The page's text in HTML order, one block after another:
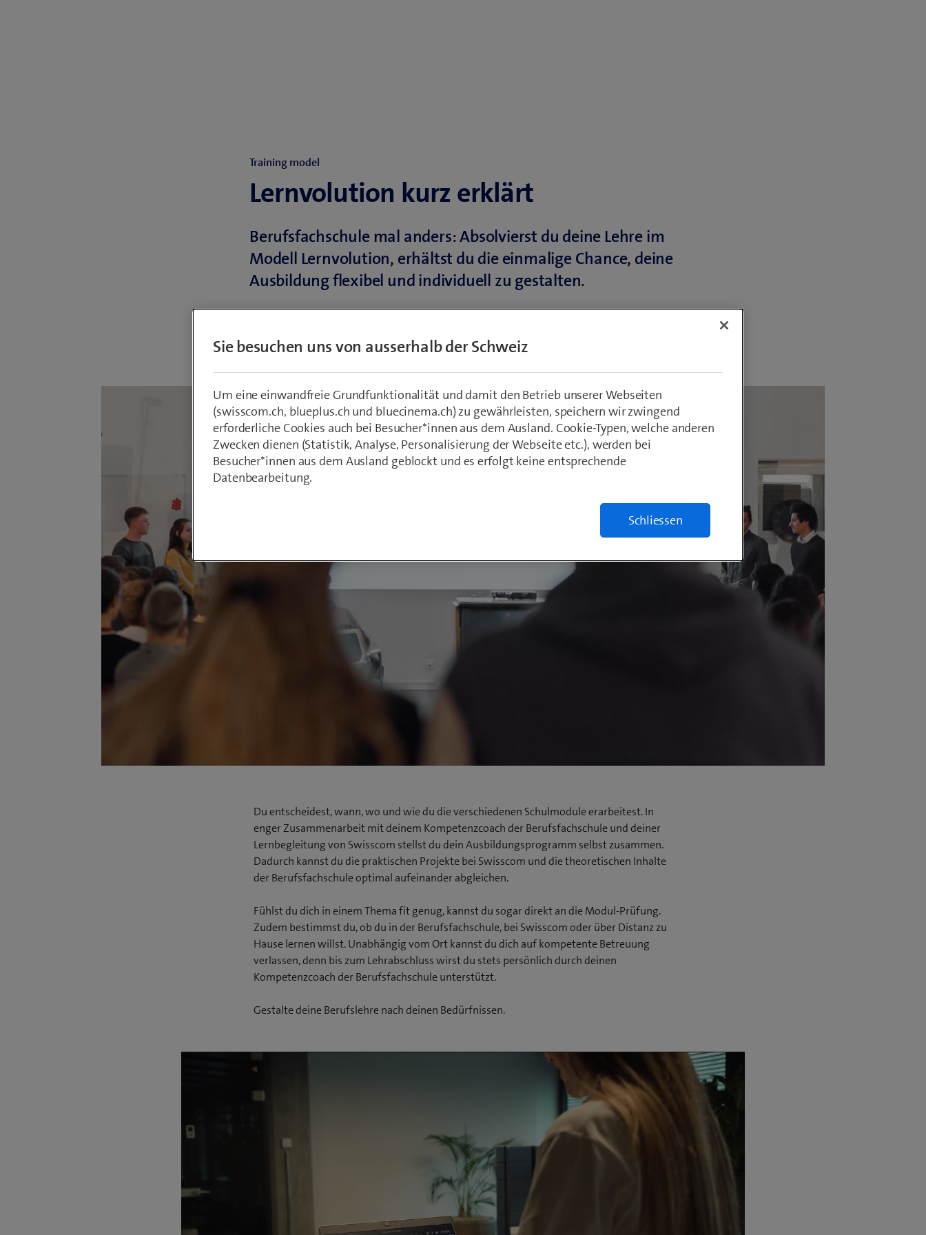
Training model
Lernvolution kurz erklärt
Berufsfachschule mal anders: Absolvierst du deine Lehre im
Modell Lernvolution, erhältst du die einmalige Chance, deine
Ausbildung flexibel und individuell zu gestalten.
Fabienne Maier
, Marketing Specialist @ Next Generation
21. Juli 2021
Du entscheidest, wann, wo und wie du die verschiedenen Schulmodule erarbeitest. In
enger Zusammenarbeit mit deinem Kompetenzcoach der Berufsfachschule und deiner
Lernbegleitung von Swisscom stellst du dein Ausbildungsprogramm selbst zusammen.
Dadurch kannst du die praktischen Projekte bei Swisscom und die theoretischen Inhalte
der Berufsfachschule optimal aufeinander abgleichen.
Fühlst du dich in einem Thema fit genug, kannst du sogar direkt an die Modul-Prüfung.
Zudem bestimmst du, ob du in der Berufsfachschule, bei Swisscom oder über Distanz zu
Hause lernen willst. Unabhängig vom Ort kannst du dich auf kompetente Betreuung
verlassen, denn bis zum Lehrabschluss wirst du stets persönlich durch deinen
Kompetenzcoach der Berufsfachschule unterstützt.
Gestalte deine Berufslehre nach deinen Bedürfnissen.
Sie besuchen uns von ausserhalb der Schweiz
Um eine einwandfreie Grundfunktionalität und damit den Betrieb unserer Webseiten
(swisscom.ch, blueplus.ch und bluecinema.ch) zu gewährleisten, speichern wir zwingend
erforderliche Cookies auch bei Besucher*innen aus dem Ausland. Cookie-Typen, welche anderen
Zwecken dienen (Statistik, Analyse, Personalisierung der Webseite etc.), werden bei
Besucher*innen aus dem Ausland geblockt und es erfolgt keine entsprechende
Datenbearbeitung.
Schliessen